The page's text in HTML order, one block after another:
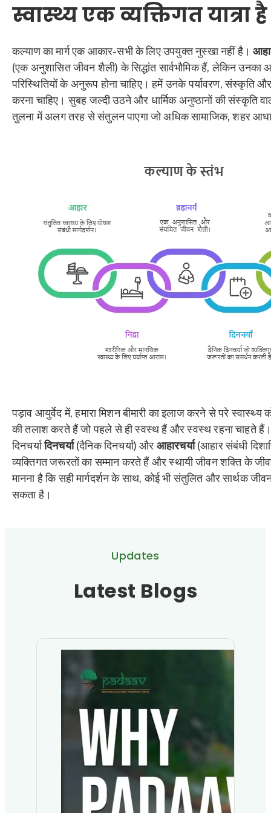
स्वास्थ्य एक व्यक्तिगत यात्रा है
कल्याण का मार्ग एक आकार-सभी के लिए उपयुक्त नुस्खा नहीं है।
(एक अनुशासित जीवन शैली) के सिद्धांत सार्वभौमिक हैं, लेकिन उनका
परिस्थितियों के अनुरूप होना चाहिए। हमें उनके पर्यावरण, संस्कृति
करना चाहिए। सुबह जल्दी उठने और धार्मिक अनुष्ठानों की संस्कृति
तुलना में अलग तरह से संतुलन पाएगा जो अधिक सामाजिक, शहर
पड़ाव आयुर्वेद में, हमारा मिशन बीमारी का इलाज करने से परे स्वास्थ्य
की तलाश करते हैं जो पहले से ही स्वस्थ हैं और स्वस्थ रहना चाहते हैं।
दिनचर्यादिनचर्या(दैनिक दिनचर्या) और आहारचर्या(आहार संबंधी
व्यक्तिगत जरूरतों का सम्मान करते हैं और स्थायी जीवन शक्ति के
मानना ​​है कि सही मार्गदर्शन के साथ, कोई भी संतुलित और सार्थक
सकता है।
Updates
Latest Blogs